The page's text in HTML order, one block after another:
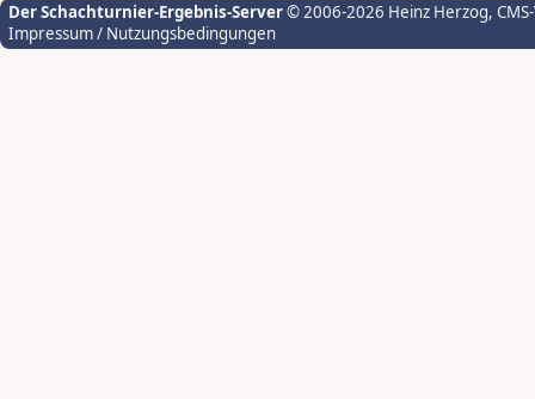
Der Schachturnier-Ergebnis-Server© 2006-2026 Heinz Herzog,
Impressum / Nutzungsbedingungen